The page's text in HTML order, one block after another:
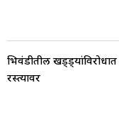
भिवंडीतील
रस्त्यावर